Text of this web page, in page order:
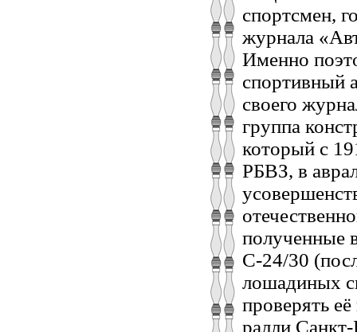
спортсмен,
журнала
Именно
спортивный
своего
группа
который с
РБВЗ, в
полученные
С-24/30
лошадиных
проверять
ралли